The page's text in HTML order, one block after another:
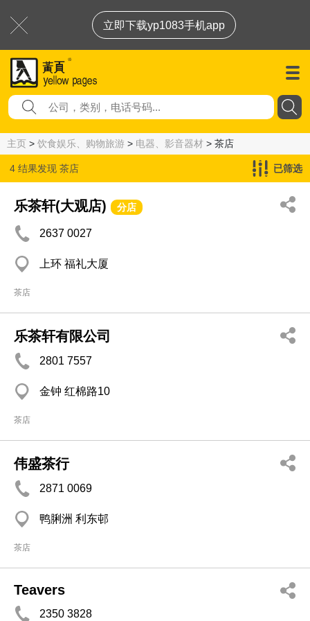
立即下载yp1083手机app
主页 > 饮食娱乐、购物旅游 > 电器、影音器材 > 茶店
4 结果发现 茶店 已筛选
乐茶轩(大观店) 分店
2637 0027
上环 福礼大厦
茶店
乐茶轩有限公司
2801 7557
金钟 红棉路10
茶店
伟盛茶行
2871 0069
鸭脷洲 利东邨
茶店
Teavers
2350 3828